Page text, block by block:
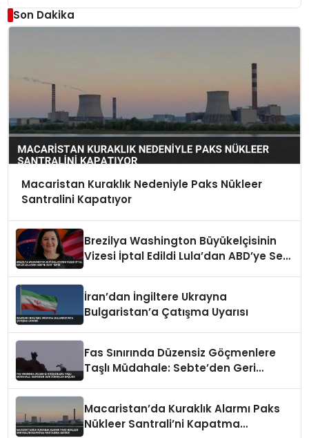
Son Dakika
Macaristan Kuraklık Nedeniyle Paks Nükleer
Santralini Kapatıyor
Brezilya Washington Büyükelçisinin
Vizesi İptal Edildi Lula’dan ABD’ye Sert
İran’dan İngiltere Ukrayna
Bulgaristan’a Çatışma Uyarısı
Fas Sınırında Düzensiz Göçmenlere
Taşlı Müdahale: Sebte’den Geri
Macaristan’da Kuraklık Alarmı Paks
Nükleer Santrali’ni Kapatma